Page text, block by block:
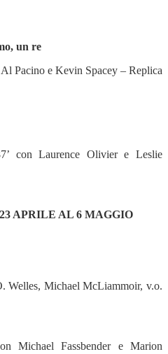
un re
Pacino e Kevin Spacey – Replica
con Laurence Olivier e Leslie
APRILE AL 6 MAGGIO
Welles, Michael McLiammoir, v.o.
Michael Fassbender e Marion